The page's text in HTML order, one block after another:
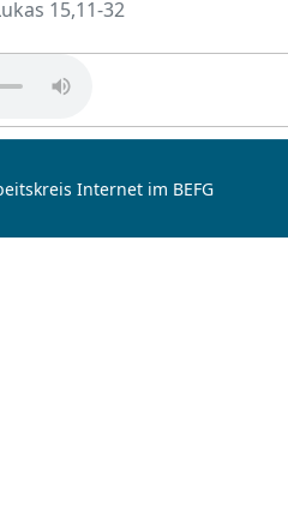
15,11-32
Internet im BEFG